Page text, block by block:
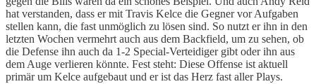
hat verstanden, dass er mit Travis Kelce die Gegner vor Aufgaben
stellen kann, die fast unmöglich zu lösen sind. So nutzt er ihn in den
letzten Wochen vermehrt auch aus dem Backfield, um zu sehen, ob
die Defense ihn auch da 1-2 Special-Verteidiger gibt oder ihn aus
dem Auge verlieren könnte. Fest steht: Diese Offense ist aktuell
primär um Kelce aufgebaut und er ist das Herz fast aller Plays.